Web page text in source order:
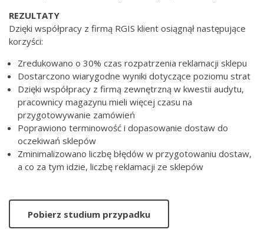
REZULTATY
Dzięki współpracy z firmą RGIS klient osiągnął następujące
korzyści:
Zredukowano o 30% czas rozpatrzenia reklamacji sklepu
Dostarczono wiarygodne wyniki dotyczące poziomu strat
Dzięki współpracy z firmą zewnętrzną w kwestii audytu,
pracownicy magazynu mieli więcej czasu na
przygotowywanie zamówień
Poprawiono terminowość i dopasowanie dostaw do
oczekiwań sklepów
Zminimalizowano liczbę błędów w przygotowaniu dostaw,
a co za tym idzie, liczbę reklamacji ze sklepów
Pobierz studium przypadku